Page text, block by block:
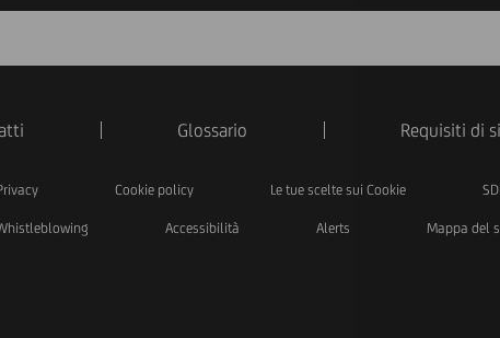
rappresenta il loro contributo all’interno di un
Glossario Requisiti di
Cookie policy Le tue scelte sui Cookie
Accessibilità Alerts Mappa del